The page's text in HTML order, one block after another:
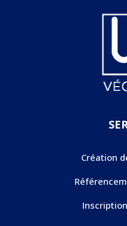
Création